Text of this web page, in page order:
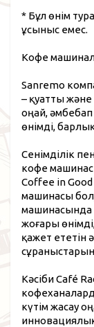
* Бұл өнім
ұсыныс емес.
Кофе
Sanremo
– қуатты
оңай,
өнімді,
Сенімділік
кофе
Coffee in
машинасы
машинасында
жоғары
қажет ететін
Кәсіби Café
күтім жасау